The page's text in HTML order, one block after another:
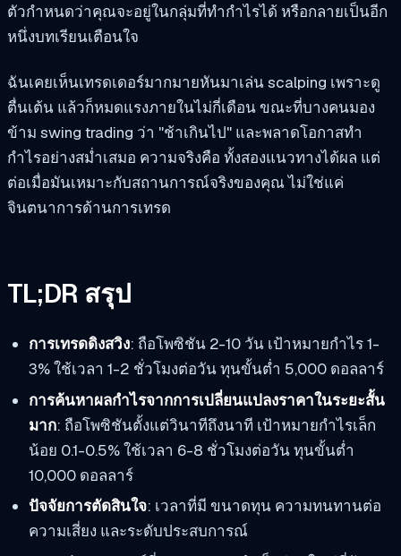
ตัวกำหนดว่าคุณจะอยู่ในกลุ่มที่ทำกำไรได้ หรือกลายเป็นอีก
หนึ่งบทเรียนเตือนใจ
ฉันเคยเห็นเทรดเดอร์มากมายหันมาเล่น scalping เพราะดู
ตื่นเต้น แล้วก็หมดแรงภายในไม่กี่เดือน ขณะที่บางคนมอง
ข้าม swing trading ว่า "ช้าเกินไป" และพลาดโอกาสทำ
กำไรอย่างสม่ำเสมอ ความจริงคือ ทั้งสองแนวทางได้ผล แต่
ต่อเมื่อมันเหมาะกับสถานการณ์จริงของคุณ ไม่ใช่แค่
จินตนาการด้านการเทรด
TL;DR สรุป
การเทรดดิงสวิง: ถือโพซิชัน 2-10 วัน เป้าหมายกำไร 1-
3% ใช้เวลา 1-2 ชั่วโมงต่อวัน ทุนขั้นต่ำ 5,000 ดอลลาร์
การค้นหาผลกำไรจากการเปลี่ยนแปลงราคาในระยะสั้น
มาก: ถือโพซิชันตั้งแต่วินาทีถึงนาที เป้าหมายกำไรเล็ก
น้อย 0.1-0.5% ใช้เวลา 6-8 ชั่วโมงต่อวัน ทุนขั้นต่ำ
10,000 ดอลลาร์
ปัจจัยการตัดสินใจ: เวลาที่มี ขนาดทุน ความทนทานต่อ
ความเสี่ยง และระดับประสบการณ์